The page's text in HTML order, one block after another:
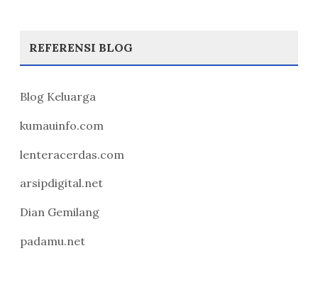
REFERENSI BLOG
Blog Keluarga
kumauinfo.com
lenteracerdas.com
arsipdigital.net
Dian Gemilang
padamu.net